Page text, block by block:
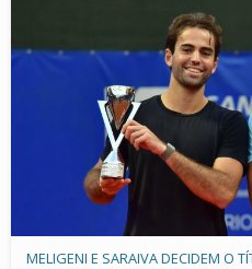
MELIGENI E SARAIVA DECIDEM O